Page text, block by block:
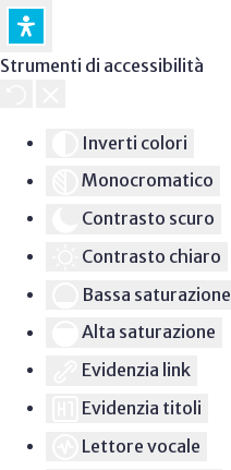
Strumenti di accessibilità
Inverti colori
Monocromatico
Contrasto scuro
Contrasto chiaro
Bassa saturazione
Alta saturazione
Evidenzia link
Evidenzia titoli
Lettore vocale